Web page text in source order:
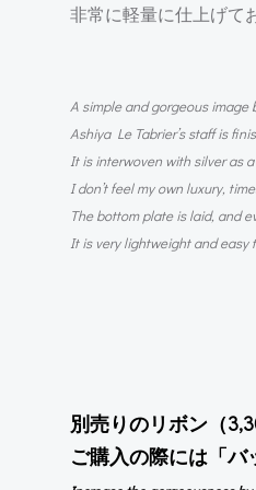
非常に軽量に仕上げて
A simple and gorgeous
Ashiya Le Tabrier’s staff is
It is interwoven with silver as
I don’t feel my own luxury,
The bottom plate is laid, and
It is very lightweight and easy
別売りのリボン（
ご購入の際には「バ